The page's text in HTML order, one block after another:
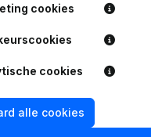
vragen
Company
het PEPPOL ID van Dstrkt
cookies
cookies
alle cookies